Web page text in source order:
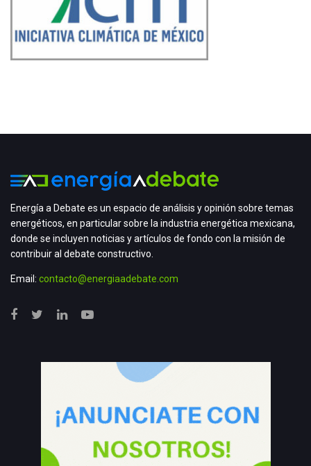
Energía a Debate es un espacio de análisis y opinión sobre temas
energéticos, en particular sobre la industria energética mexicana,
donde se incluyen noticias y artículos de fondo con la misión de
contribuir al debate constructivo.
Email: contacto@energiaadebate.com